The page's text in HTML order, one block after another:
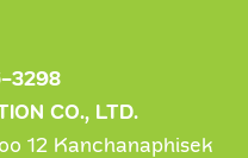
3298
CO., LTD.
12 Kanchanaphisek